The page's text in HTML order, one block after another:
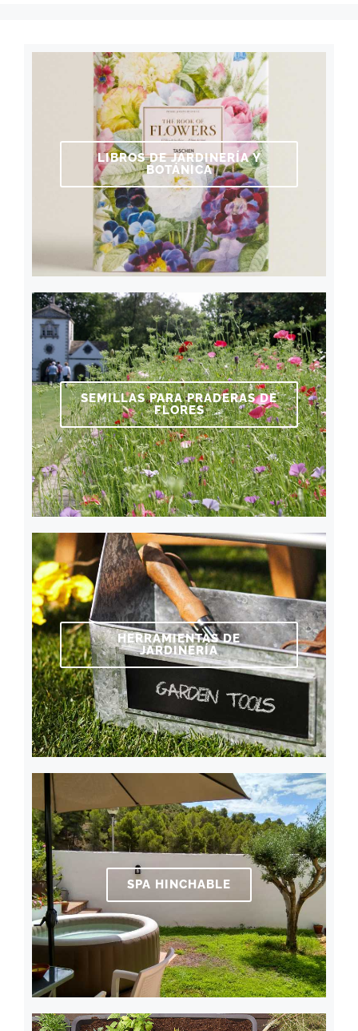
LIBROS DE JARDINERÍA Y
BOTÁNICA
SEMILLAS PARA PRADERAS DE
FLORES
HERRAMIENTAS DE
JARDINERÍA
SPA HINCHABLE